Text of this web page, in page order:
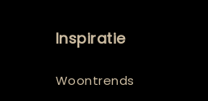
Inspiratie
Woontrends